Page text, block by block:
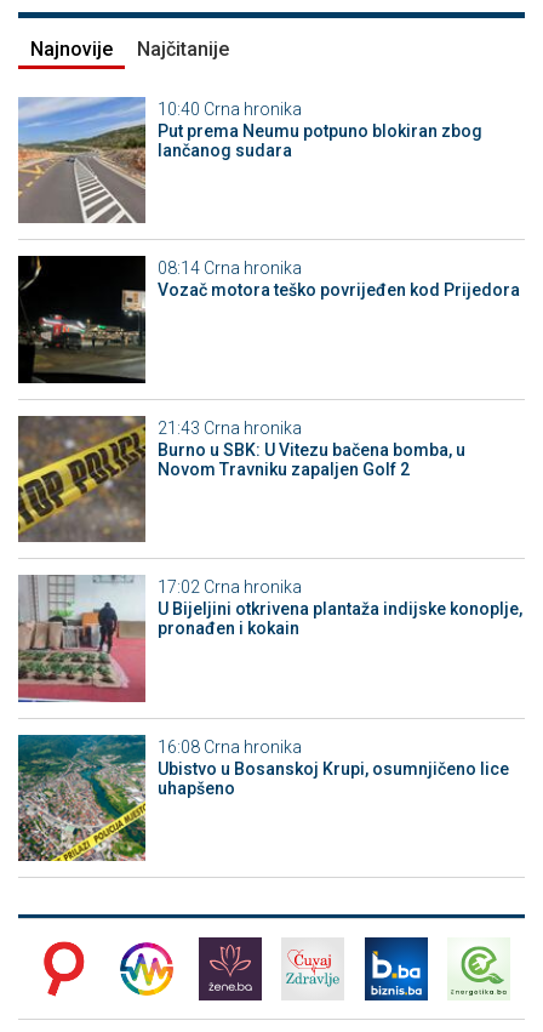
Najnovije Najčitanije
10:40 Crna hronika
Put prema Neumu potpuno blokiran zbog
lančanog sudara
08:14 Crna hronika
Vozač motora teško povrijeđen kod Prijedora
21:43 Crna hronika
Burno u SBK: U Vitezu bačena bomba, u
Novom Travniku zapaljen Golf 2
17:02 Crna hronika
​U Bijeljini otkrivena plantaža indijske konoplje,
pronađen i kokain
16:08 Crna hronika
Ubistvo u Bosanskoj Krupi, osumnjičeno lice
uhapšeno